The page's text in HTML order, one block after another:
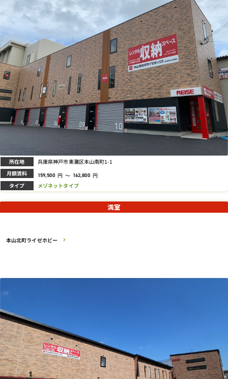
所在地 兵庫県神戸市東灘区本山南町1-1
月額賃料 159,500 円 ～ 162,800 円
タイプ メゾネットタイプ
本山北町ライゼホビー
満室